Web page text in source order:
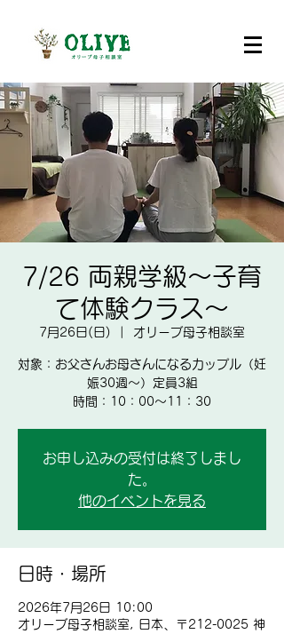
7/26 両親学級～子育
て体験クラス～
7月26日(日) オリーブ母子相談室
対象：お父さんお母さんになるカップル（妊
娠30週～）定員3組
時間：10：00～11：30
お申し込みの受付は終了しまし
た。
他のイベントを見る
日時・場所
2026年7月26日 10:00
オリーブ母子相談室, 日本、〒212-0025 神